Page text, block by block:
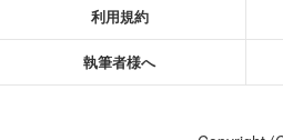
利用規約
執筆者様へ